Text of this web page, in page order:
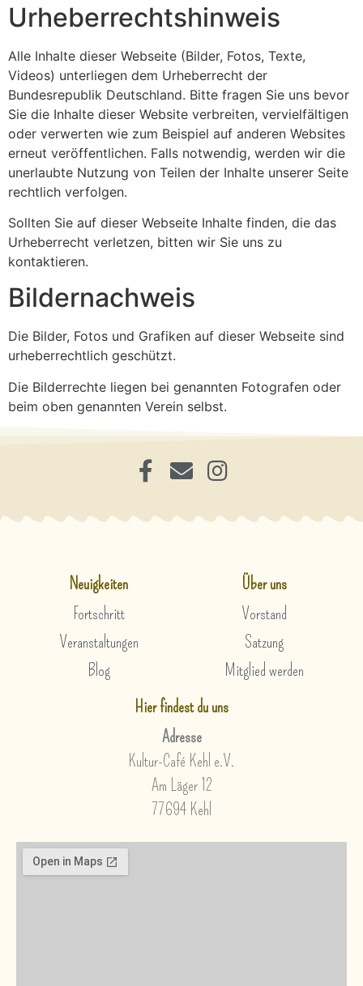
Urheberrechtshinweis
Alle Inhalte dieser Webseite (Bilder, Fotos, Texte,
Videos) unterliegen dem Urheberrecht der
Bundesrepublik Deutschland. Bitte fragen Sie uns bevor
Sie die Inhalte dieser Website verbreiten, vervielfältigen
oder verwerten wie zum Beispiel auf anderen Websites
erneut veröffentlichen. Falls notwendig, werden wir die
unerlaubte Nutzung von Teilen der Inhalte unserer Seite
rechtlich verfolgen.
Sollten Sie auf dieser Webseite Inhalte finden, die das
Urheberrecht verletzen, bitten wir Sie uns zu
kontaktieren.
Bildernachweis
Die Bilder, Fotos und Grafiken auf dieser Webseite sind
urheberrechtlich geschützt.
Die Bilderrechte liegen bei genannten Fotografen oder
beim oben genannten Verein selbst.
Neuigkeiten
Fortschritt
Veranstaltungen
Blog
Über uns
Vorstand
Satzung
Mitglied werden
Hier findest du uns
Adresse
Kultur-Café Kehl e.V.
Am Läger 12
77694 Kehl